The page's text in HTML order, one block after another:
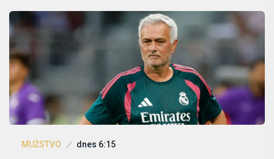
MUŽSTVO dnes 6:15